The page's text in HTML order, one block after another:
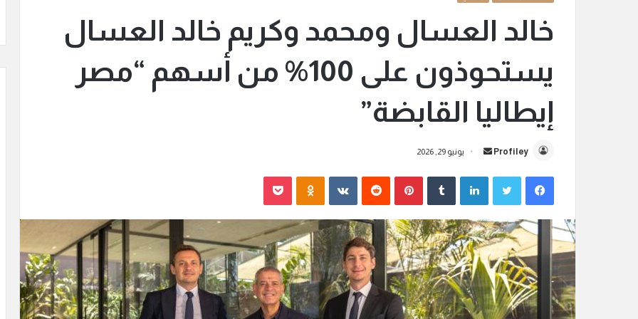
خالد العسال ومحمد وكريم خالد العسال
يستحوذون على 100% من أسهم “مصر
إيطاليا القابضة”
Profiley
س
ل
ب
ر
ي
د
ا
يونيو 29, 2026
فيسبوك لينكدإن بينتيريست ‏VKontakte